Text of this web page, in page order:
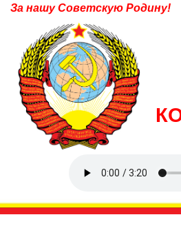
За нашу Советскую Родину!